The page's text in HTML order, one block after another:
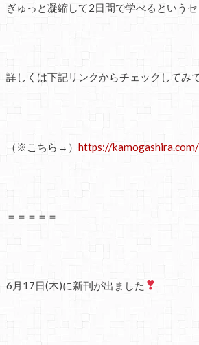
ぎゅっと凝縮して2日間で学べるという
詳しくは下記リンクからチェックして
（※こちら→） https://
＝＝＝＝＝
6月17日(木)に新刊が出ました